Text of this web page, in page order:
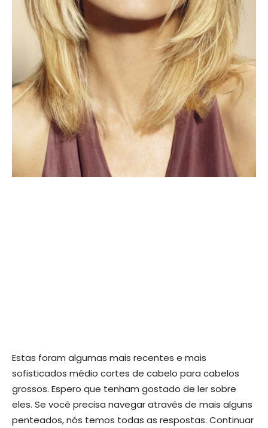
Estas foram algumas mais recentes e mais
sofisticados médio cortes de cabelo para cabelos
grossos. Espero que tenham gostado de ler sobre
eles. Se você precisa navegar através de mais alguns
penteados, nós temos todas as respostas. Continuar